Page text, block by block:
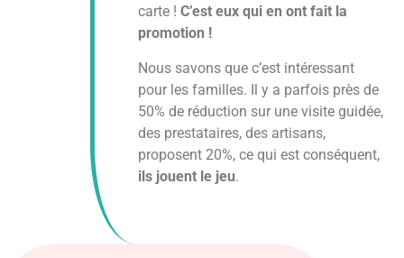
carte ! C’est eux qui en ont fait la
promotion !
Nous savons que c’est intéressant
pour les familles. Il y a parfois près de
50% de réduction sur une visite guidée,
des prestataires, des artisans,
proposent 20%, ce qui est conséquent,
ils jouent le jeu.